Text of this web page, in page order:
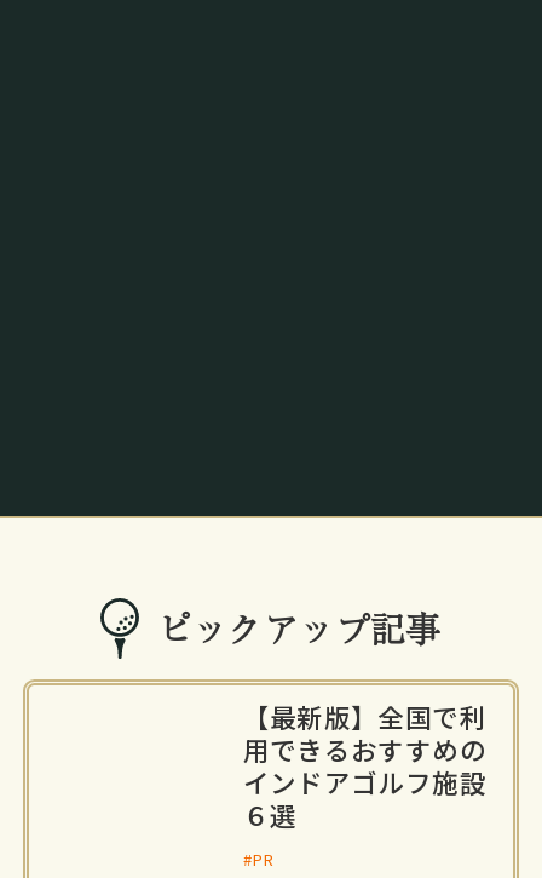
ピックアップ記事
【最新版】全国で利
用できるおすすめの
インドアゴルフ施設
６選
#PR